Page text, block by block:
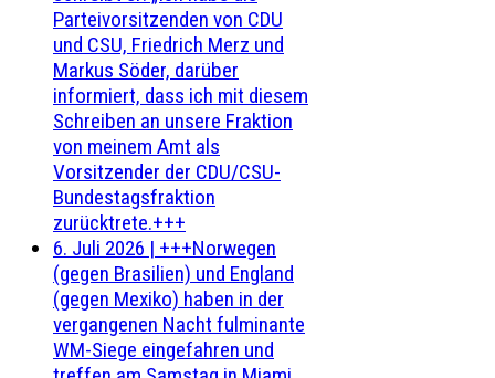
Parteivorsitzenden von CDU
und CSU, Friedrich Merz und
Markus Söder, darüber
informiert, dass ich mit diesem
Schreiben an unsere Fraktion
von meinem Amt als
Vorsitzender der CDU/CSU-
Bundestagsfraktion
zurücktrete.+++
6. Juli 2026 | +++Norwegen
(gegen Brasilien) und England
(gegen Mexiko) haben in der
vergangenen Nacht fulminante
WM-Siege eingefahren und